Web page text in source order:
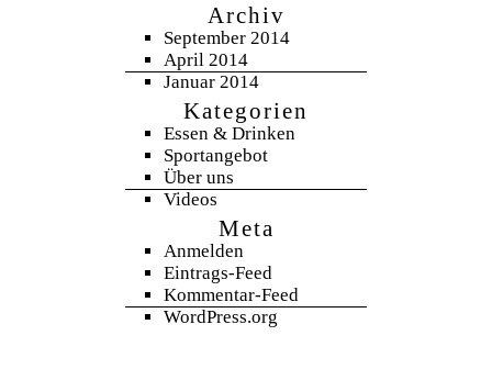
Archiv
September 2014
April 2014
Januar 2014
Kategorien
Essen & Drinken
Sportangebot
Über uns
Videos
Meta
Anmelden
Eintrags-Feed
Kommentar-Feed
WordPress.org